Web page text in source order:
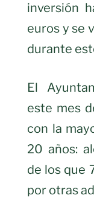
inversión
euros y se
durante
El
este mes
con la
20 años:
de los que
por otras